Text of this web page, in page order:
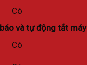
Có
và tự động tắt máy
Có